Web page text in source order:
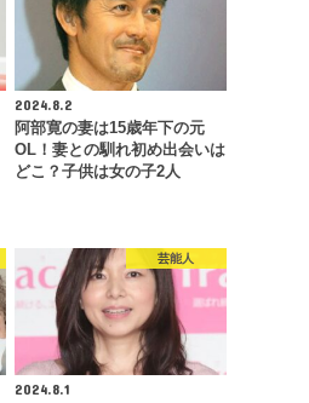
2024.8.2
阿部寛の妻は15歳年下の元
OL！妻との馴れ初め出会いは
どこ？子供は女の子2人
芸能人
2024.8.1